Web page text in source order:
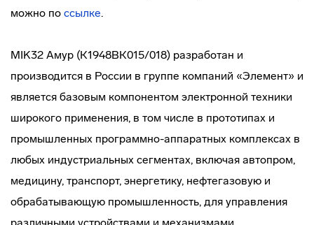
можно по ссылке.
MIK32 Амур (К1948ВК015/018) разработан и
производится в России в группе компаний «Элемент» и
является базовым компонентом электронной техники
широкого применения, в том числе в прототипах и
промышленных программно-аппаратных комплексах в
любых индустриальных сегментах, включая автопром,
медицину, транспорт, энергетику, нефтегазовую и
обрабатывающую промышленность, для управления